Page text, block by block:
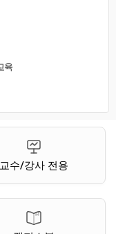
육
교수/강사 전용